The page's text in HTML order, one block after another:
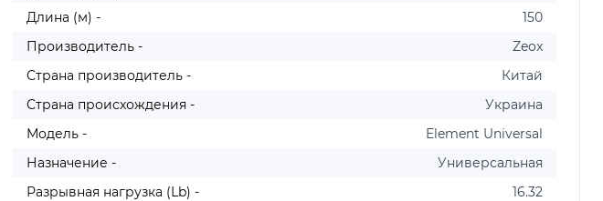
Длина (м) -
150
Производитель -
Zeox
Страна производитель -
Китай
Страна происхождения -
Украина
Модель -
Element Universal
Назначение -
Универсальная
Разрывная нагрузка (Lb) -
16.32